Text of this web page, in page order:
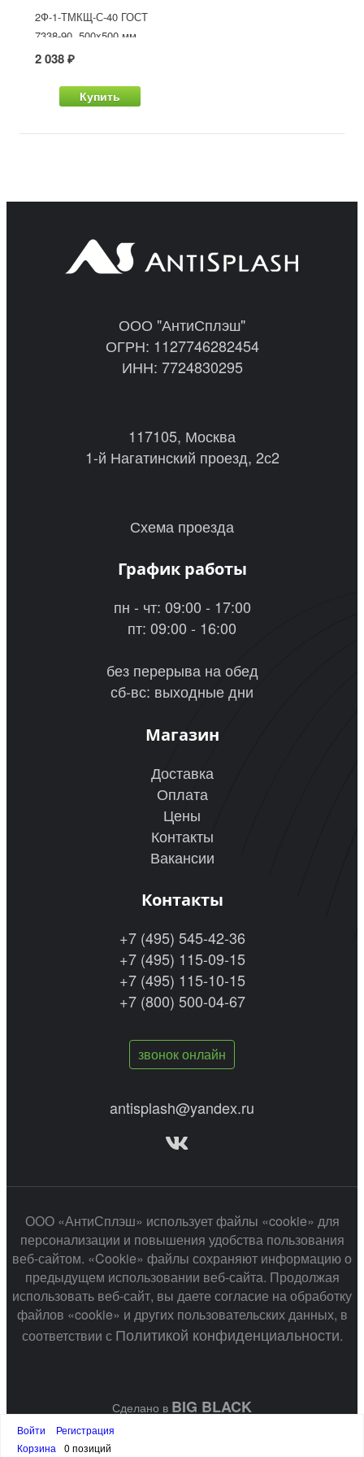
2Ф-1-ТМКЩ-С-40 ГОСТ
7338-90, 500x500 мм
2 038 ₽
Купить
ООО "АнтиСплэш"
ОГРН: 1127746282454
ИНН: 7724830295
117105, Москва
1-й Нагатинский проезд, 2с2
Схема проезда
График работы
пн - чт: 09:00 - 17:00
пт: 09:00 - 16:00
без перерыва на обед
сб-вс: выходные дни
Магазин
Доставка
Оплата
Цены
Контакты
Вакансии
Контакты
+7 (495) 545-42-36
+7 (495) 115-09-15
+7 (495) 115-10-15
+7 (800) 500-04-67
звонок онлайн
antisplash@yandex.ru
ООО «АнтиСплэш» использует файлы «cookie» для
персонализации и повышения удобства пользования
веб-сайтом. «Cookie» файлы сохраняют информацию о
предыдущем использовании веб-сайта. Продолжая
использовать веб-сайт, вы даете согласие на обработку
файлов «cookie» и других пользовательских данных, в
соответствии с Политикой конфиденциальности.
Сделано в BIG BLACK
Войти
Регистрация
Корзина
0 позиций